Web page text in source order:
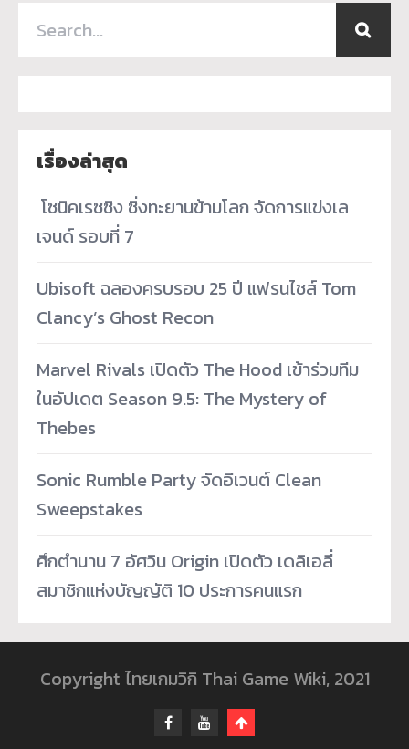
เรื่องล่าสุด
­ โซนิคเรซซิง ซิ่งทะยานข้ามโลก จัดการแข่งเล
เจนด์ รอบที่ 7
Ubisoft ฉลองครบรอบ 25 ปี แฟรนไชส์ Tom
Clancy’s Ghost Recon
Marvel Rivals เปิดตัว The Hood เข้าร่วมทีม
ในอัปเดต Season 9.5: The Mystery of
Thebes
Sonic Rumble Party จัดอีเวนต์ Clean
Sweepstakes
ศึกตำนาน 7 อัศวิน Origin เปิดตัว เดลิเอลี่
สมาชิกแห่งบัญญัติ 10 ประการคนแรก
Copyright ไทยเกมวิกิ Thai Game Wiki, 2021